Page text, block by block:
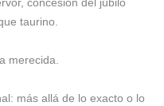
concesión del júbilo
taurino.
merecida.
más allá de lo exacto o lo